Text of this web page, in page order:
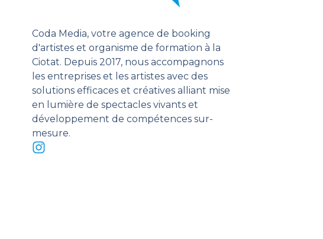
Coda Media, votre agence de booking
d'artistes et organisme de formation à la
Ciotat. Depuis 2017, nous accompagnons
les entreprises et les artistes avec des
solutions efficaces et créatives alliant mise
en lumière de spectacles vivants et
développement de compétences sur-
mesure.